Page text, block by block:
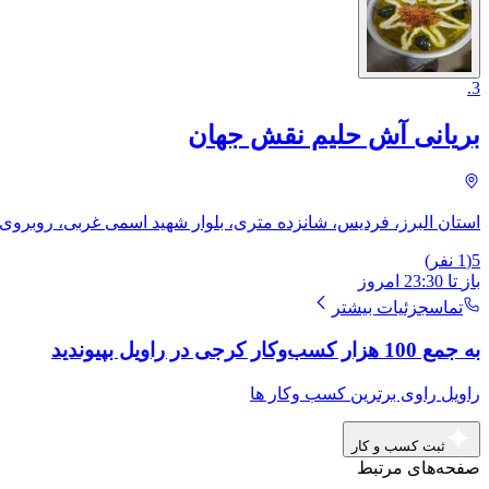
3
.
بریانی آش حلیم نقش جهان
استان البرز، فردیس، شانزده متری، بلوار شهید اسمی غربی،
5
(
1 نفر)
باز تا 23:30 امروز
تماسجزئیات بیشتر
به جمع 100 هزار کسب‌وکار کرجی در راویل بپیوندید
راویل راوی برترین کسب وکار ها
ثبت کسب و کار
صفحه‌های مرتبط